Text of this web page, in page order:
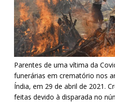
Parentes de uma vítima da
funerárias em crematório nos
Índia, em 29 de abril de 2021.
feitas devido à disparada no